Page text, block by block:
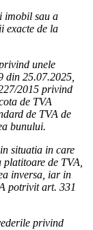
imobil sau a
exacte de la
unele
din 25.07.2025,
2015 privind
de TVA
de TVA de
bunului.
situatia in care
de TVA,
inversa, iar in
potrivit art. 331
privind